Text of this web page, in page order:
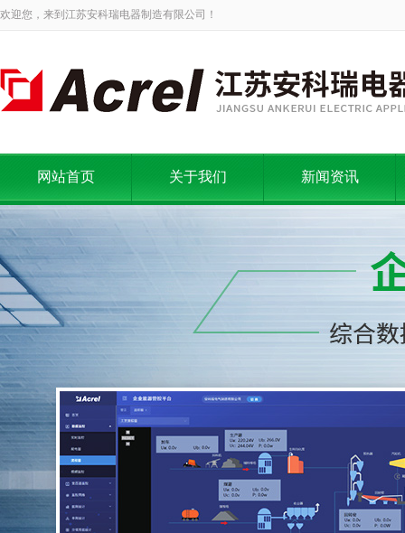
欢迎您，来到江苏安科瑞电器制造有限公司！
网站首页 关于我们 新闻资讯